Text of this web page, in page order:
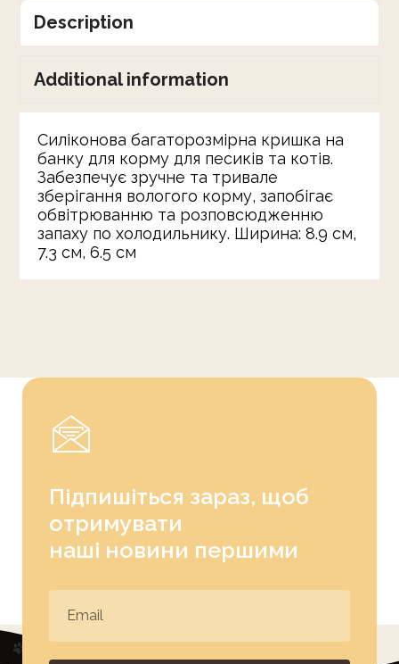
Description
Additional information
Силіконова багаторозмірна кришка на
банку для корму для песиків та котів.
Забезпечує зручне та тривале
зберігання вологого корму, запобігає
обвітрюванню та розповсюдженню
запаху по холодильнику. Ширина: 8.9 см,
7.3 см, 6.5 см
Підпишіться зараз, щоб
отримувати
наші новини першими